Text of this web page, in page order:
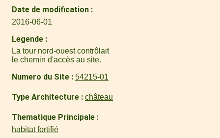
Date de modification
2016-06-01
Legende
La tour nord-ouest contrôlait
le chemin d'accès au site.
Numero du Site 54215-01
Type Architecture château
Thematique Principale
habitat fortifié